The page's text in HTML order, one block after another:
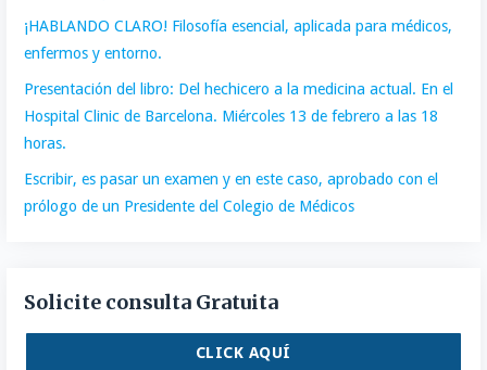
¡HABLANDO CLARO! Filosofía esencial, aplicada para médicos,
enfermos y entorno.
Presentación del libro: Del hechicero a la medicina actual. En el
Hospital Clinic de Barcelona. Miércoles 13 de febrero a las 18
horas.
Escribir, es pasar un examen y en este caso, aprobado con el
prólogo de un Presidente del Colegio de Médicos
Solicite consulta Gratuita
CLICK AQUÍ